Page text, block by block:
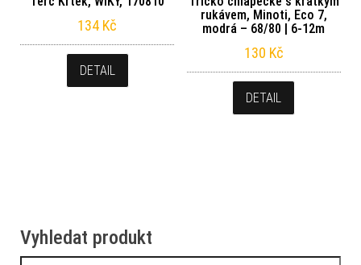
134 Kč
DETAIL
rukávem, Minoti, Eco 7,
modrá – 68/80 | 6-12m
130 Kč
DETAIL
Vyhledat produkt